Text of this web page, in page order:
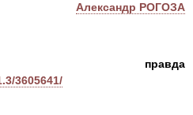
Александр РОГОЗА
правда
3605641/